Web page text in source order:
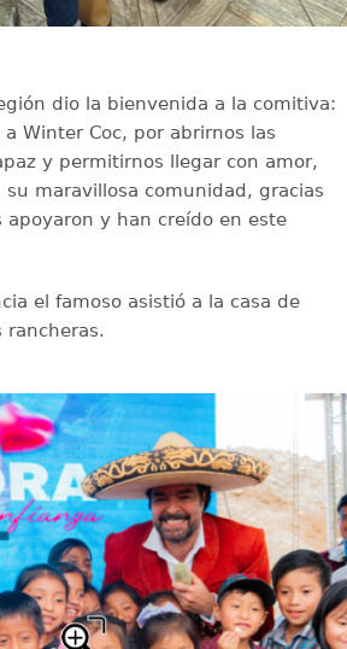
dio la bienvenida a la comitiva:
Winter Coc, por abrirnos las
y permitirnos llegar con amor,
maravillosa comunidad, gracias
apoyaron y han creído en este
el famoso asistió a la casa de
rancheras.